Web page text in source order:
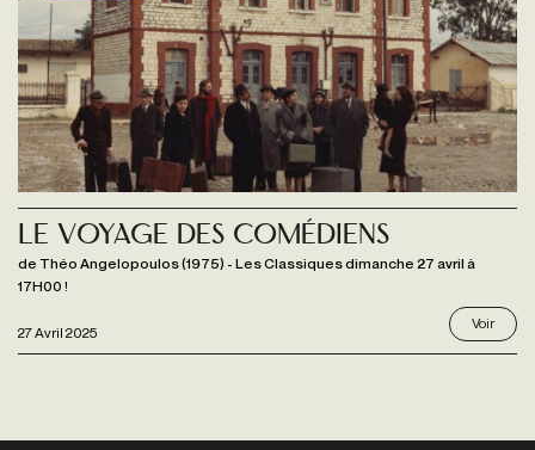
27 Avril 2025
Le Voyage des Comédiens
de Théo Angelopoulos (1975) - Les Classiques dimanche 27 avril à
17H00 !
Voir